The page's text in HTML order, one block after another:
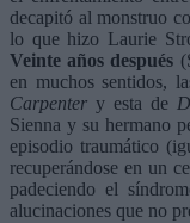
decapitó al monstruo
lo que hizo Laurie
Veinte años después
en muchos sentidos,
Carpenter y esta de
Sienna y su hermano
episodio traumático
recuperándose en un
padeciendo el
alucinaciones que no